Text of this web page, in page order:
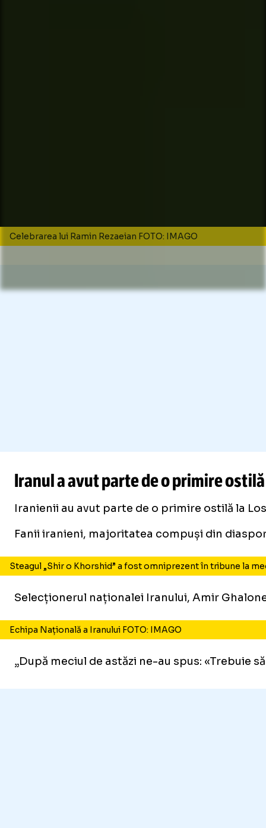
Celebrarea lui Ramin Rezaeian FOTO: IMAGO
Iranul a avut parte de o primire
Iranienii au avut parte de o primire ostilă la
Fanii iranieni, majoritatea compuși din
Steagul „Shir o Khorshid” a fost omniprezent în tribune la
Selecționerul naționalei Iranului, Amir
Echipa Națională a Iranului FOTO: IMAGO
„După meciul de astăzi ne-au spus: